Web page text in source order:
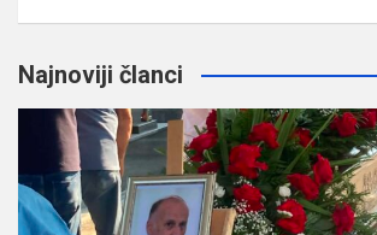
Najnoviji članci